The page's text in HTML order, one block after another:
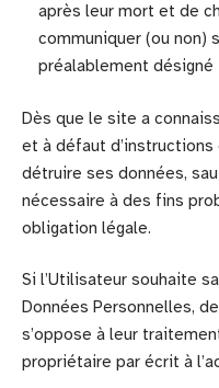
après leur mort et de
communiquer (ou non)
préalablement désigné
Dès que le site a
et à défaut d’instructions
détruire ses données,
nécessaire à des fins
obligation légale.
Si l’Utilisateur souhaite
Données Personnelles,
s’oppose à leur
propriétaire par écrit à